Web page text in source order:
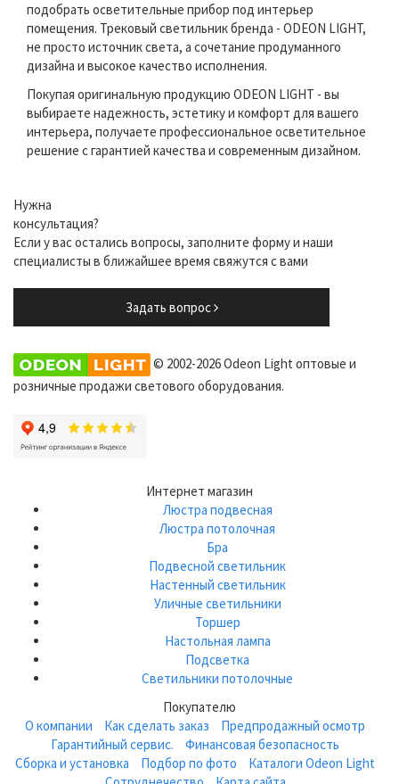
подобрать осветительные прибор под интерьер
помещения. Трековый светильник бренда - ODEON LIGHT,
не просто источник света, а сочетание продуманного
дизайна и высокое качество исполнения.
Покупая оригинальную продукцию ODEON LIGHT - вы
выбираете надежность, эстетику и комфорт для вашего
интерьера, получаете профессиональное осветительное
решение с гарантией качества и современным дизайном.
Нужна
консультация?
Если у вас остались вопросы, заполните форму и наши
специалисты в ближайшее время свяжутся с вами
Задать вопрос
© 2002-2026 Odeon Light оптовые и
розничные продажи светового оборудования.
Интернет магазин
Люстра подвесная
Люстра потолочная
Бра
Подвесной светильник
Настенный светильник
Уличные светильники
Торшер
Настольная лампа
Подсветка
Светильники потолочные
Покупателю
О компании
Как сделать заказ
Предпродажный осмотр
Гарантийный сервис.
Финансовая безопасность
Сборка и установка
Подбор по фото
Каталоги Odeon Light